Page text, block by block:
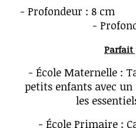
-
-
Parfait
- École Maternelle :
petits enfants avec
les
- École Primaire :